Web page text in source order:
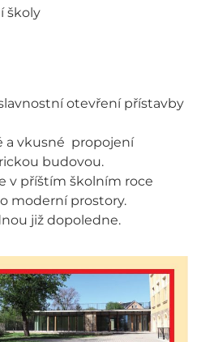
školy
otevření přístavby
a vkusné propojení
budovou.
v příštím školním roce
moderní prostory.
již dopoledne.